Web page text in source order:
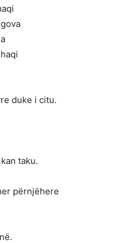
duke i citu.
taku.
përnjëhere